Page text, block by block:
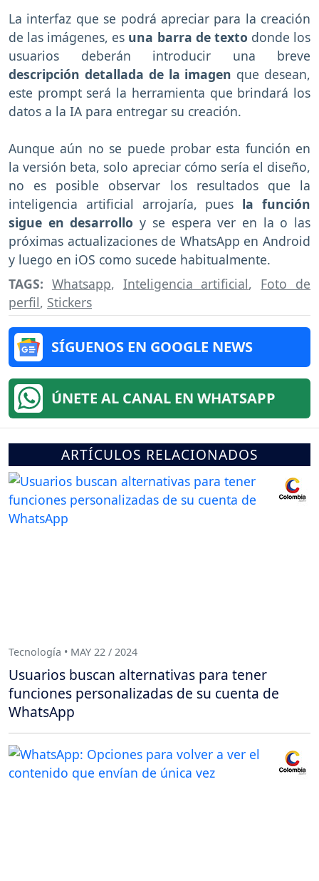
La interfaz que se podrá apreciar para la creación
de las imágenes, es una barra de texto donde los
usuarios deberán introducir una breve
descripción detallada de la imagen que desean,
este prompt será la herramienta que brindará los
datos a la IA para entregar su creación.
Aunque aún no se puede probar esta función en
la versión beta, solo apreciar cómo sería el diseño,
no es posible observar los resultados que la
inteligencia artificial arrojaría, pues la función
sigue en desarrollo y se espera ver en la o las
próximas actualizaciones de WhatsApp en Android
y luego en iOS como sucede habitualmente.
TAGS: Whatsapp, Inteligencia artificial, Foto de
perfil, Stickers
SÍGUENOS EN GOOGLE NEWS
ÚNETE AL CANAL EN WHATSAPP
ARTÍCULOS RELACIONADOS
Tecnología • MAY 22 / 2024
Usuarios buscan alternativas para tener
funciones personalizadas de su cuenta de
WhatsApp